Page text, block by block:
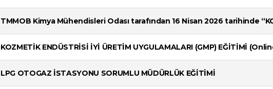
TMMOB Kimya Mühendisleri Odası tarafından 16 Nisan 2026 tarihinde
KOZMETİK ENDÜSTRİSİ İYİ ÜRETİM UYGULAMALARI (GMP) EĞİTİMİ
LPG OTOGAZ İSTASYONU SORUMLU MÜDÜRLÜK EĞİTİMİ